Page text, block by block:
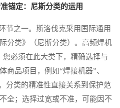
锚定：尼斯分类的运用
之一。斯洛伐克采用国际通用
分类》（尼斯分类）。高频焊机
您必须在此大类下，精确选择与
商品项目，例如“焊接机器”、
分类的精准性直接关系到保护范
全；选择过宽或不准，可能因不